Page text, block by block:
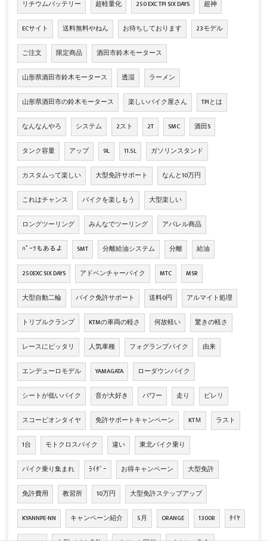
リチウムバッテリー 超軽量化 250 EXC TPI SIX DAYS 超神
ECサイト 送料無料やねん お待ちしております 23モデル
ご注文 限定商品 酒田市鈴木モータース
山形県酒田市鈴木モータース 透湿 ラーメン
山形県酒田市の鈴木モータース 楽しいバイク屋さん TPIとは
なんなんやろ システム 2スト 2T SMC 酒田S
タンク容量 アップ 9L 11.5L ガソリンスタンド
カスタムって楽しい 大型免許サポート なんと10万円
これはチャンス バイクを楽しもう 大型楽しい
ロングツーリング みんなでツーリング アパレル商品
ﾊﾟｰﾂもあるよ SMT 分離給油システム 分離 給油
250EXC SIX DAYS アドベンチャーバイク MTC MSR
大型自動二輪 バイク免許サポート 送料0円 アルマイト処理
トリプルクランプ KTMの車両の軽さ 何故軽い 驚きの軽さ
レースにピッタリ 人気車種 フォグランプバイク 由来
エンデューロモデル YAMAGATA ローダウンバイク
シートが低いバイク 音が大好き パワー 走り ピレリ
スコーピオンタイヤ 免許サポートキャンペーン KTＭ ラスト
1台 モトクロスバイク 違い 東北バイク乗り
バイク乗り集まれ ﾗｲﾀﾞｰ お得キャンペーン 大型免許
免許費用 教習所 10万円 大型免許ステップアップ
KYANNPE-NN キャンペーン紹介 5月 ORANGE 1300R ﾀｲﾔ